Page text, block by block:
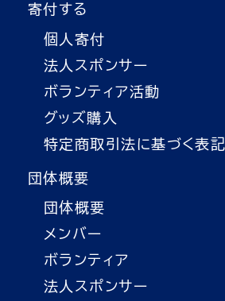
寄付する
個人寄付
法人スポンサー
ボランティア活動
グッズ購入
特定商取引法に基づく表記
団体概要
団体概要
メンバー
ボランティア
法人スポンサー